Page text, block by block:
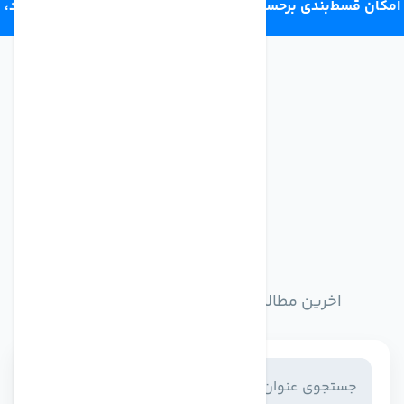
امکان قسط‌بندی برحسب اعتبار ترب‌پی 4 قسط ماهانه. بدون سود،
اخرین مطالب وبلاگ را از اینجا مطالعه کنید